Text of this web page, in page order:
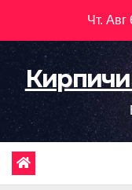
содержимому
Чт. Авг